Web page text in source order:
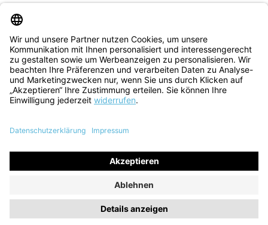
Service & Beratung
Informationen
© 2026 Think! Store
Alle Preise inkl. gesetzl. Mehrwertsteuer zzgl.
ggf. Nachnahmegebühren, wenn nicht anders angegeben.